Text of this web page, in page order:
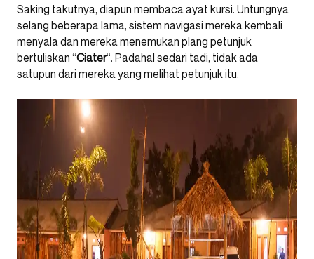
Saking takutnya, diapun membaca ayat kursi. Untungnya
selang beberapa lama, sistem navigasi mereka kembali
menyala dan mereka menemukan plang petunjuk
bertuliskan “Ciater“. Padahal sedari tadi, tidak ada
satupun dari mereka yang melihat petunjuk itu.